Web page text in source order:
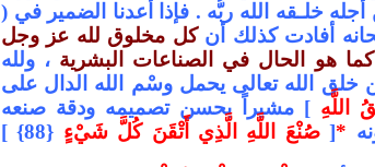
خلـقه الله ربُّه . فإذا أعدنا الضمير في (
أفادت كذلك أنكل مخلوق لله عز وجل
هو الحال في الصناعات البشرية ، ولله
الله تعالى يحمل وسْم الله الدال على
اللَّهِ ] مشيراً بحسن تصميمه ودقة صنعه
*
[صُنْعَ اللَّهِ الَّذِي أَتْقَنَ كُلَّ شَيْءٍ
{88} ]